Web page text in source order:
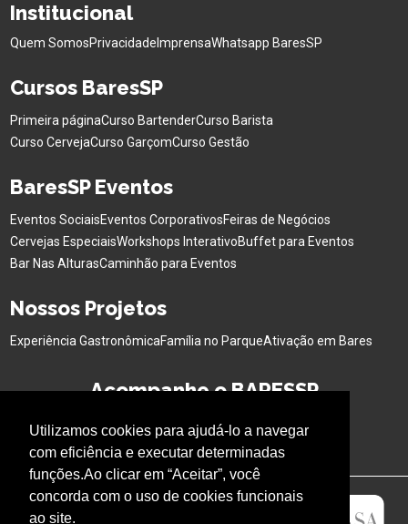
Utilizamos cookies para ajudá-lo a navegar
com eficiência e executar determinadas
funções.Ao clicar em “Aceitar”, você
concorda com o uso de cookies funcionais
ao site.
Institucional
Quem SomosPrivacidade ImprensaWhatsapp BaresSP
Cursos BaresSP
Primeira páginaCurso BartenderCurso Barista
Curso CervejaCurso GarçomCurso Gestão
BaresSP Eventos
Eventos SociaisEventos CorporativosFeiras de Negócios
Cervejas EspeciaisWorkshops InterativoBuffet para Eventos
Bar Nas AlturasCaminhão para Eventos
Nossos Projetos
Experiência GastronômicaFamília no ParqueAtivação em Bares
Acompanhe o BARESSP